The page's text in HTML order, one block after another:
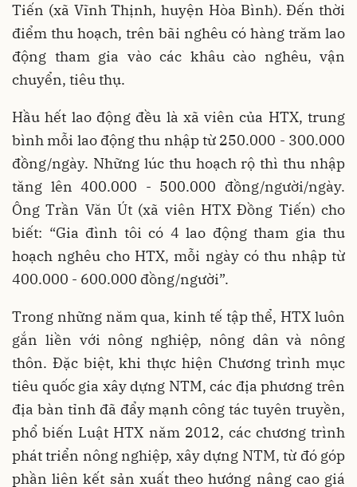
Tiến (xã Vĩnh Thịnh, huyện Hòa Bình). Đến thời
điểm thu hoạch, trên bãi nghêu có hàng trăm lao
động tham gia vào các khâu cào nghêu, vận
chuyển, tiêu thụ.
Hầu hết lao động đều là xã viên của HTX, trung
bình mỗi lao động thu nhập từ 250.000 - 300.000
đồng/ngày. Những lúc thu hoạch rộ thì thu nhập
tăng lên 400.000 - 500.000 đồng/người/ngày.
Ông Trần Văn Út (xã viên HTX Đồng Tiến) cho
biết: “Gia đình tôi có 4 lao động tham gia thu
hoạch nghêu cho HTX, mỗi ngày có thu nhập từ
400.000 - 600.000 đồng/người”.
Trong những năm qua, kinh tế tập thể, HTX luôn
gắn liền với nông nghiệp, nông dân và nông
thôn. Đặc biệt, khi thực hiện Chương trình mục
tiêu quốc gia xây dựng NTM, các địa phương trên
địa bàn tỉnh đã đẩy mạnh công tác tuyên truyền,
phổ biến Luật HTX năm 2012, các chương trình
phát triển nông nghiệp, xây dựng NTM, từ đó góp
phần liên kết sản xuất theo hướng nâng cao giá